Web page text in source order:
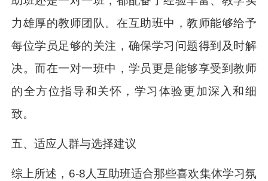
力雄厚的教师团队。在互助班中，教师能够给予
每位学员足够的关注，确保学习问题得到及时解
决。而在一对一班中，学员更是能够享受到教师
的全方位指导和关怀，学习体验更加深入和细
致。
五、适应人群与选择建议
综上所述，6-8人互助班适合那些喜欢集体学习氛